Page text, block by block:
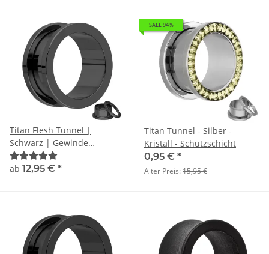
Titan Flesh Tunnel |
Schwarz | Gewinde
Ohrtunnel
ab 12,95 € *
SALE 94%
Titan Tunnel - Silber -
Kristall - Schutzschicht
0,95 € *
Alter Preis:15,95 €